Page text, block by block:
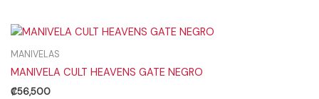
MANIVELAS
MANIVELA CULT HEAVENS GATE NEGRO
₡56,500